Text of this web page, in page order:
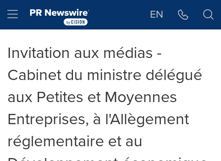
Hamburger menu EN
Invitation aux médias -
Cabinet du ministre délégué
aux Petites et Moyennes
Entreprises, à l'Allègement
réglementaire et au